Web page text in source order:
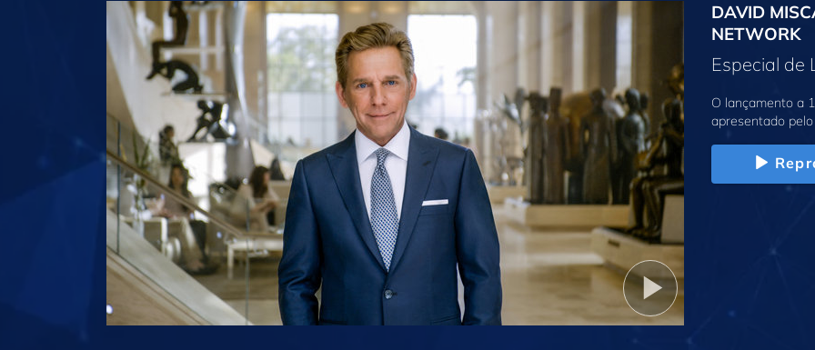
DAVID
NETWORK
Especial de
O lançamento a
apresentado